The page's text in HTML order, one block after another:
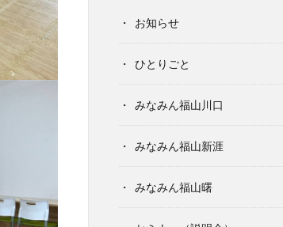
お知らせ
ひとりごと
みなみん福山川口
みなみん福山新涯
みなみん福山曙